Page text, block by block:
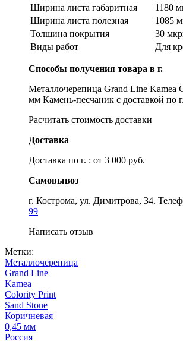
Ширина листа габаритная
1180
Ширина листа полезная
1085
Толщина покрытия
30
Виды работ
Для
Способы получения товара в г.
Металлочерепица Grand Line Kamea
мм Камень-песчаник с доставкой по г.
Расчитать стоимость доставки
Доставка
Доставка по г. : от 3 000 руб.
Самовывоз
г. Кострома, ул. Димитрова, 34.
99
Написать отзыв
Метки:
Металлочерепица
Grand Line
Kamea
Colority Print
Sand Stone
Коричневая
0,45 мм
Россия